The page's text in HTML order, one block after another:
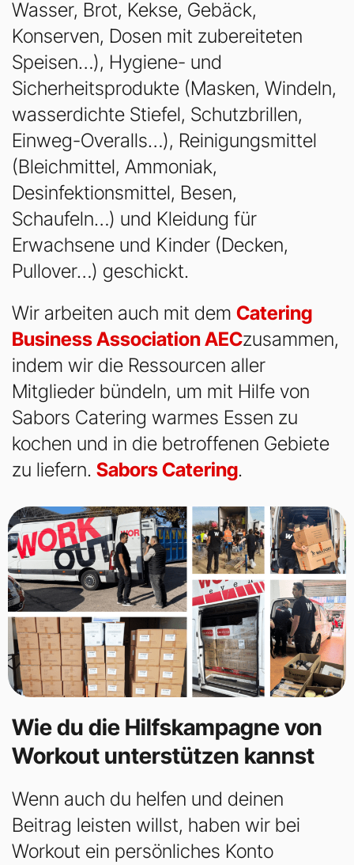
Wasser, Brot, Kekse, Gebäck,
Konserven, Dosen mit zubereiteten
Speisen…), Hygiene- und
Sicherheitsprodukte (Masken, Windeln,
wasserdichte Stiefel, Schutzbrillen,
Einweg-Overalls…), Reinigungsmittel
(Bleichmittel, Ammoniak,
Desinfektionsmittel, Besen,
Schaufeln…) und Kleidung für
Erwachsene und Kinder (Decken,
Pullover…) geschickt.
Wir arbeiten auch mit dem Catering
Business Association AECzusammen,
indem wir die Ressourcen aller
Mitglieder bündeln, um mit Hilfe von
Sabors Catering warmes Essen zu
kochen und in die betroffenen Gebiete
zu liefern. Sabors Catering.
Wie du die Hilfskampagne von
Workout unterstützen kannst
Wenn auch du helfen und deinen
Beitrag leisten willst, haben wir bei
Workout ein persönliches Konto